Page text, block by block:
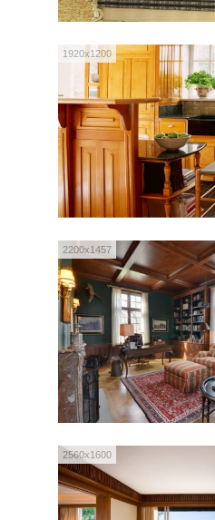
1920x1200
2200x1457
2560x1600